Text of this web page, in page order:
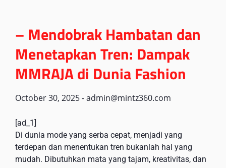
– Mendobrak Hambatan dan
Menetapkan Tren: Dampak
MMRAJA di Dunia Fashion
October 30, 2025-admin@mintz360.com
[ad_1]
Di dunia mode yang serba cepat, menjadi yang
terdepan dan menentukan tren bukanlah hal yang
mudah. Dibutuhkan mata yang tajam, kreativitas, dan